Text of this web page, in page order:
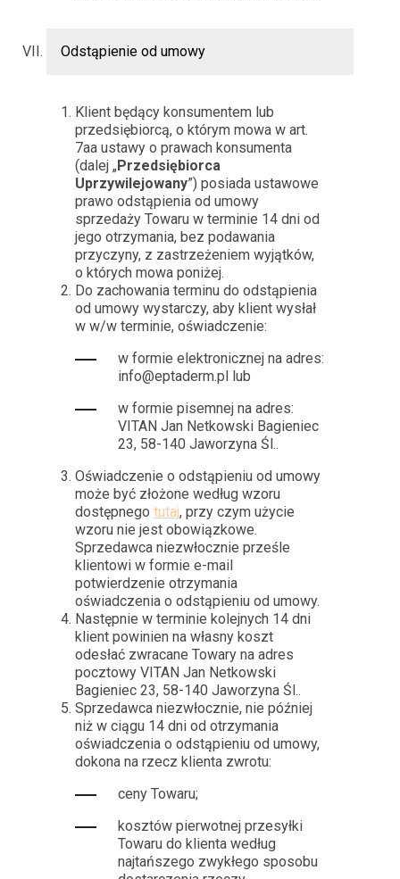
Odstąpienie od umowy
Klient będący konsumentem lub
przedsiębiorcą, o którym mowa w art.
7aa ustawy o prawach konsumenta
(dalej „Przedsiębiorca
Uprzywilejowany”) posiada ustawowe
prawo odstąpienia od umowy
sprzedaży Towaru w terminie 14 dni od
jego otrzymania, bez podawania
przyczyny, z zastrzeżeniem wyjątków,
o których mowa poniżej.
Do zachowania terminu do odstąpienia
od umowy wystarczy, aby klient wysłał
w w/w terminie, oświadczenie:
w formie elektronicznej na adres:
info@eptaderm.pl lub
w formie pisemnej na adres:
VITAN Jan Netkowski Bagieniec
23, 58-140 Jaworzyna Śl..
Oświadczenie o odstąpieniu od umowy
może być złożone według wzoru
dostępnegotutaj, przy czym użycie
wzoru nie jest obowiązkowe.
Sprzedawca niezwłocznie prześle
klientowi w formie e-mail
potwierdzenie otrzymania
oświadczenia o odstąpieniu od umowy.
Następnie w terminie kolejnych 14 dni
klient powinien na własny koszt
odesłać zwracane Towary na adres
pocztowy VITAN Jan Netkowski
Bagieniec 23, 58-140 Jaworzyna Śl..
Sprzedawca niezwłocznie, nie później
niż w ciągu 14 dni od otrzymania
oświadczenia o odstąpieniu od umowy,
dokona na rzecz klienta zwrotu:
ceny Towaru;
kosztów pierwotnej przesyłki
Towaru do klienta według
najtańszego zwykłego sposobu